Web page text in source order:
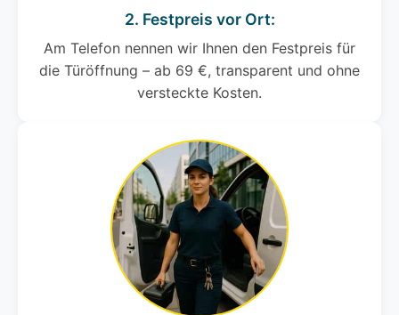
2. Festpreis vor Ort:
Am Telefon nennen wir Ihnen den Festpreis für
die Türöffnung – ab 69 €, transparent und ohne
versteckte Kosten.